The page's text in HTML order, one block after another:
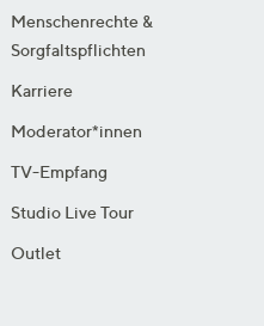
Menschenrechte &
Sorgfaltspflichten
Karriere
Moderator*innen
TV-Empfang
Studio Live Tour
Outlet